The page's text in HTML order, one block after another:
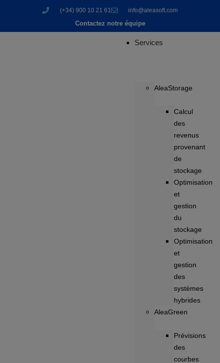
(+34) 900 10 21 61 info@aleasoft.com
Contactez notre équipe
Services
AleaStorage
Calcul
des
revenus
provenant
de
stockage
Optimisation
et
gestion
du
stockage
Optimisation
et
gestion
des
systèmes
hybrides
AleaGreen
Prévisions
des
courbes